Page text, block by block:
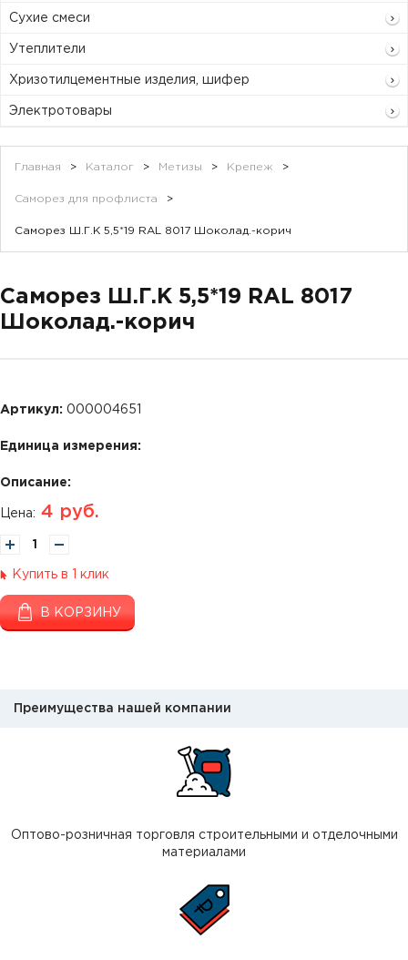
Сухие смеси
Утеплители
Хризотилцементные изделия, шифер
Электротовары
Главная > Каталог > Метизы > Крепеж >
Саморез для профлиста >
Саморез Ш.Г.К 5,5*19 RAL 8017 Шоколад.-корич
Саморез Ш.Г.К 5,5*19 RAL 8017
Шоколад.-корич
Артикул: 000004651
Единица измерения:
Описание:
Цена: 4 руб.
Купить в 1 клик
В КОРЗИНУ
Преимущества нашей компании
Оптово-розничная торговля строительными и отделочными
материалами